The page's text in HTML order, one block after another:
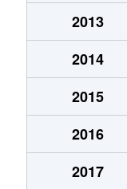
2013
2014
2015
2016
2017